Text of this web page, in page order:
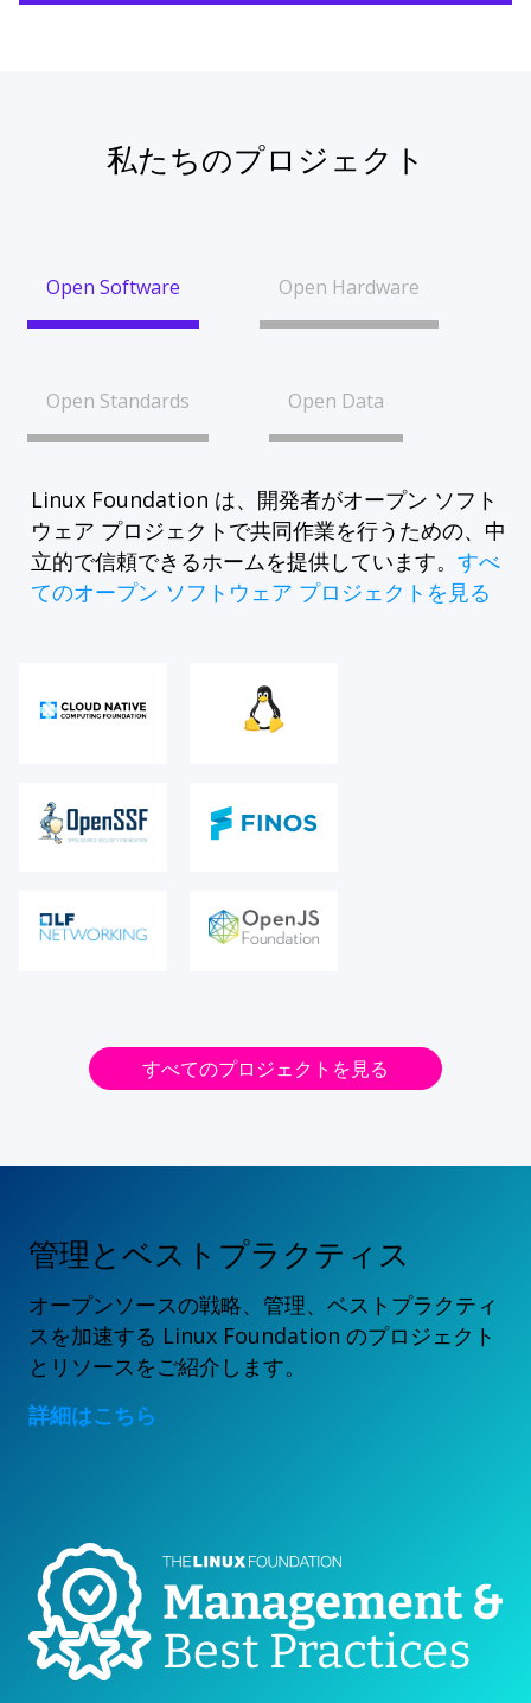
私たちのプロジェクト
Open Software Open Hardware
Open Standards Open Data
Linux Foundation は、開発者がオープン ソフト
ウェア プロジェクトで共同作業を行うための、中
立的で信頼できるホームを提供しています。 すべ
てのオープン ソフトウェア プロジェクトを見る
すべてのプロジェクトを見る
管理とベストプラクティス
オープンソースの戦略、管理、ベストプラクティ
スを加速する Linux Foundation のプロジェクト
とリソースをご紹介します。
詳細はこちら